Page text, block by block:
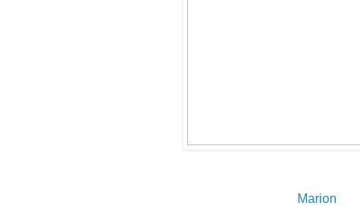
Marion